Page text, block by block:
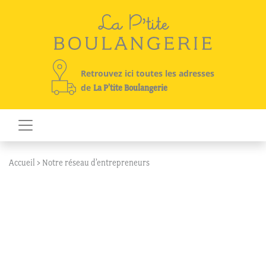
Retrouvez ici toutes les adresses
deLa P’tite Boulangerie
Accueil > Notre réseau d’entrepreneurs